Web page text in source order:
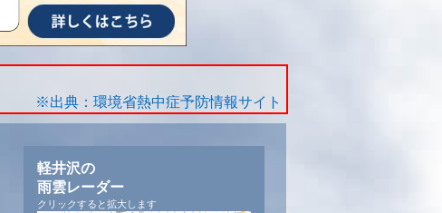
※出典：環境省熱中症予防情報サイト
軽井沢の
雨雲レーダー
クリックすると拡大します